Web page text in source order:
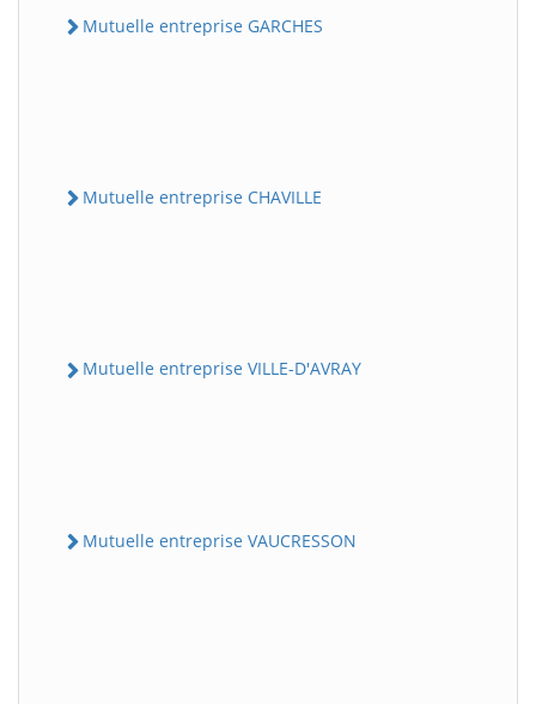
Mutuelle entreprise GARCHES
Mutuelle entreprise CHAVILLE
Mutuelle entreprise VILLE-D'AVRAY
Mutuelle entreprise VAUCRESSON